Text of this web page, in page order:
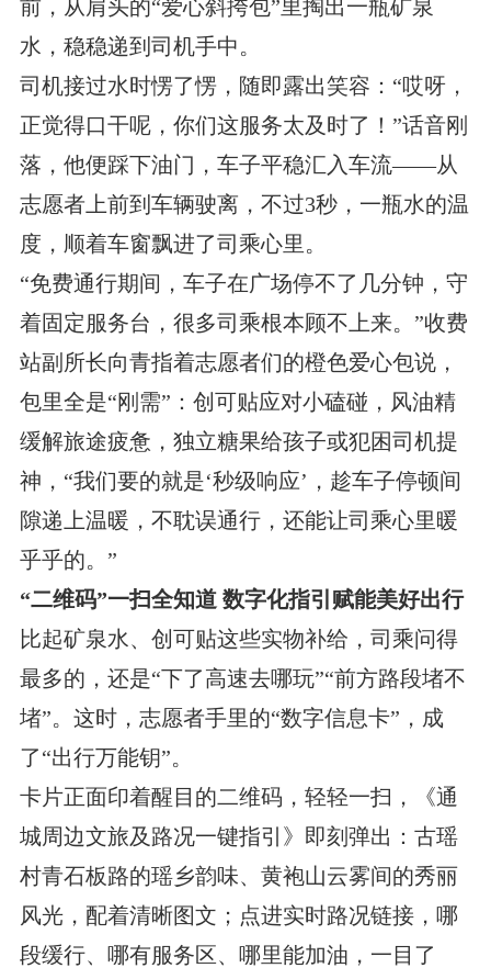
前，从肩头的“爱心斜挎包”里掏出一瓶矿泉
水，稳稳递到司机手中。
司机接过水时愣了愣，随即露出笑容：“哎呀，
正觉得口干呢，你们这服务太及时了！”话音刚
落，他便踩下油门，车子平稳汇入车流——从
志愿者上前到车辆驶离，不过3秒，一瓶水的温
度，顺着车窗飘进了司乘心里。
“免费通行期间，车子在广场停不了几分钟，守
着固定服务台，很多司乘根本顾不上来。”收费
站副所长向青指着志愿者们的橙色爱心包说，
包里全是“刚需”：创可贴应对小磕碰，风油精
缓解旅途疲惫，独立糖果给孩子或犯困司机提
神，“我们要的就是‘秒级响应’，趁车子停顿间
隙递上温暖，不耽误通行，还能让司乘心里暖
乎乎的。”
“二维码”一扫全知道 数字化指引赋能美好出行
比起矿泉水、创可贴这些实物补给，司乘问得
最多的，还是“下了高速去哪玩”“前方路段堵不
堵”。这时，志愿者手里的“数字信息卡”，成
了“出行万能钥”。
卡片正面印着醒目的二维码，轻轻一扫，《通
城周边文旅及路况一键指引》即刻弹出：古瑶
村青石板路的瑶乡韵味、黄袍山云雾间的秀丽
风光，配着清晰图文；点进实时路况链接，哪
段缓行、哪有服务区、哪里能加油，一目了